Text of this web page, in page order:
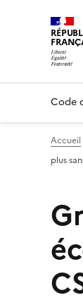
Code
Accueil
plus